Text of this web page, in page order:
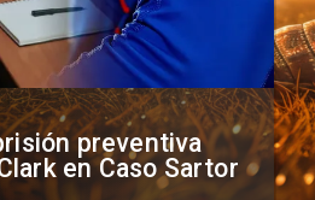
preventiva
en Caso Sartor